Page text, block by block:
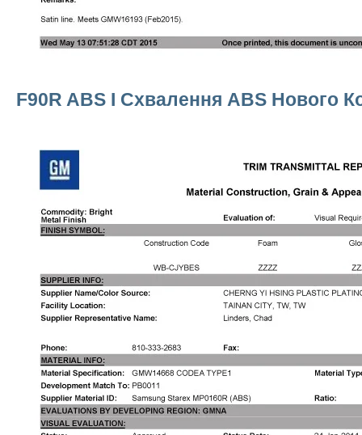
F90R ABS І Схвалення ABS Нового